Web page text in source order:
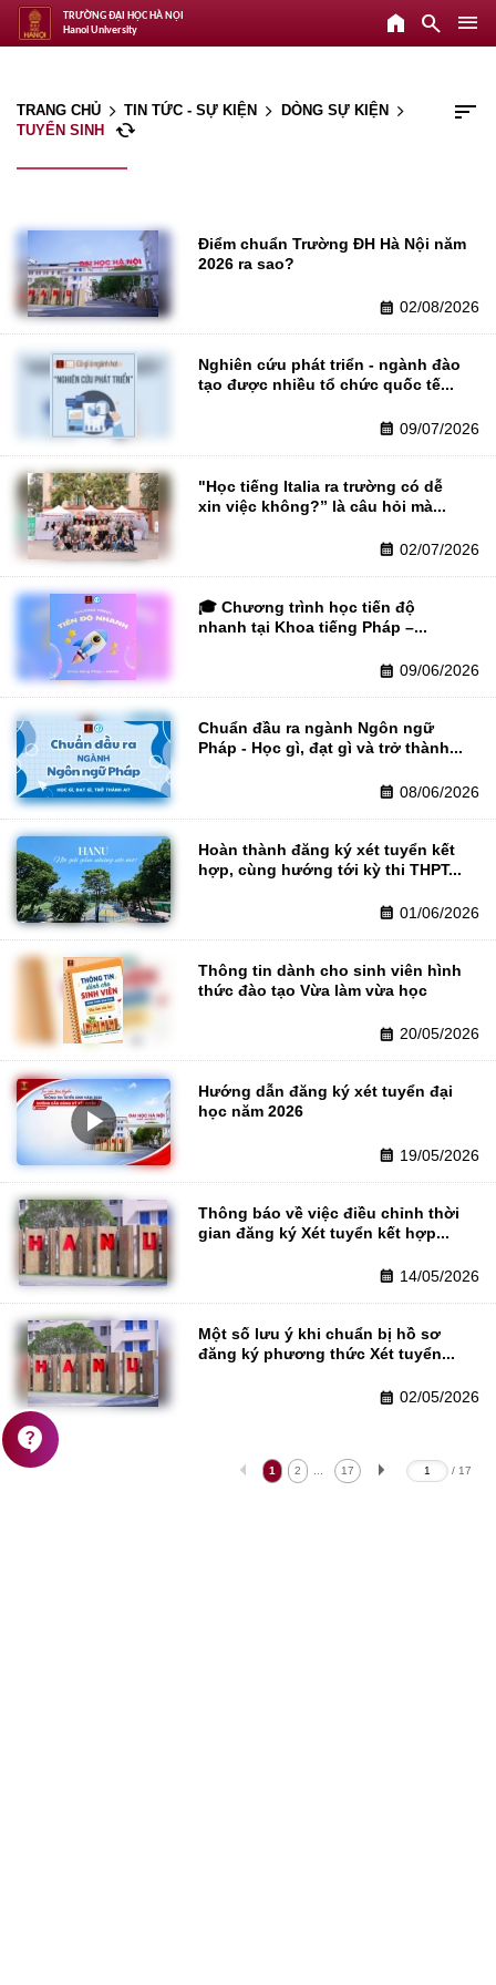
TRƯỜNG ĐẠI HỌC HÀ NỘI
Hanoi University
home search menu
TRANG CHỦ arrow_forward_ios TIN TỨC - SỰ KIỆN arrow_forward_ios DÒNG SỰ KIỆN arrow_forward_ios
TUYỂN SINH cached
sort
Điểm chuẩn Trường ĐH Hà Nội năm
2026 ra sao?
calendar_month 02/08/2026
Nghiên cứu phát triển - ngành đào
tạo được nhiều tổ chức quốc tế...
calendar_month 09/07/2026
"Học tiếng Italia ra trường có dễ
xin việc không?” là câu hỏi mà...
calendar_month 02/07/2026
🎓 Chương trình học tiến độ
nhanh tại Khoa tiếng Pháp –...
calendar_month 09/06/2026
Chuẩn đầu ra ngành Ngôn ngữ
Pháp - Học gì, đạt gì và trở thành...
calendar_month 08/06/2026
Hoàn thành đăng ký xét tuyển kết
hợp, cùng hướng tới kỳ thi THPT...
calendar_month 01/06/2026
Thông tin dành cho sinh viên hình
thức đào tạo Vừa làm vừa học
calendar_month 20/05/2026
play_arrow
Hướng dẫn đăng ký xét tuyển đại
học năm 2026
calendar_month 19/05/2026
Thông báo về việc điều chỉnh thời
gian đăng ký Xét tuyển kết hợp...
calendar_month 14/05/2026
Một số lưu ý khi chuẩn bị hồ sơ
đăng ký phương thức Xét tuyển...
calendar_month 02/05/2026
arrow_left 1 2 ... 17 arrow_right 1
contact_support